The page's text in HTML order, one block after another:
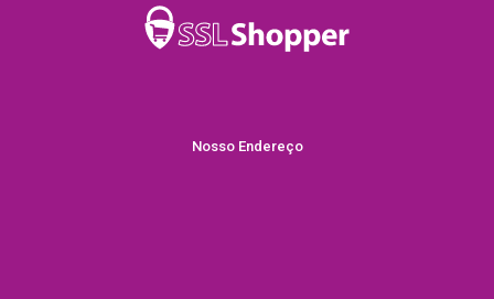
Nosso Endereço